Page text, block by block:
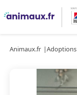
Animaux.fr Adoptions